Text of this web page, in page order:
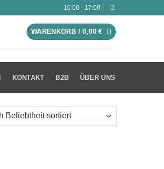
10:00 - 17:00
WARENKORB /0,00€
KONTAKT B2B ÜBER UNS